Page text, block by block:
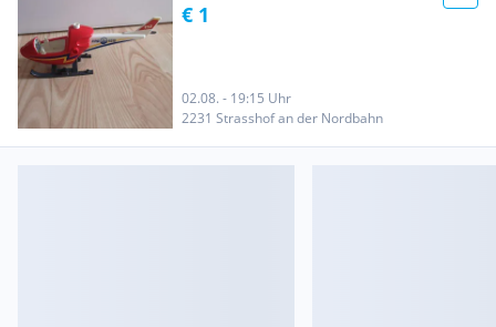
€ 1
02.08. - 19:15 Uhr
2231 Strasshof an der Nordbahn